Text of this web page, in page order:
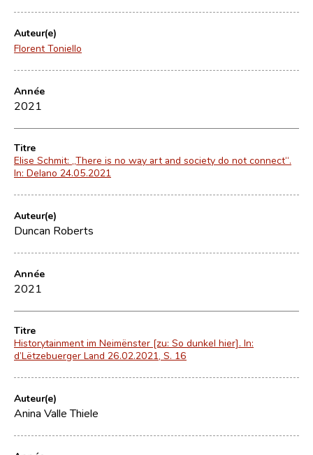
Auteur(e)
Florent Toniello
Année
2021
Titre
Elise Schmit: „There is no way art and society do not connect“.
In: Delano 24.05.2021
Auteur(e)
Duncan Roberts
Année
2021
Titre
Historytainment im Neimënster [zu: So dunkel hier]. In:
d’Lëtzebuerger Land 26.02.2021, S. 16
Auteur(e)
Anina Valle Thiele